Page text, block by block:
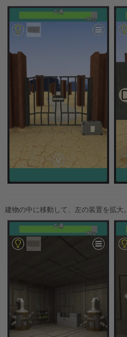
建物の中に移動して、左の装置を拡大。